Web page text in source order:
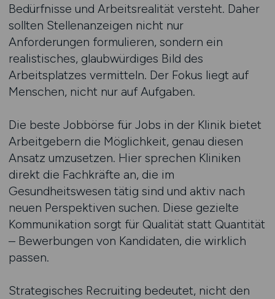
Bedürfnisse und Arbeitsrealität versteht. Daher
sollten Stellenanzeigen nicht nur
Anforderungen formulieren, sondern ein
realistisches, glaubwürdiges Bild des
Arbeitsplatzes vermitteln. Der Fokus liegt auf
Menschen, nicht nur auf Aufgaben.
Die beste Jobbörse für Jobs in der Klinik bietet
Arbeitgebern die Möglichkeit, genau diesen
Ansatz umzusetzen. Hier sprechen Kliniken
direkt die Fachkräfte an, die im
Gesundheitswesen tätig sind und aktiv nach
neuen Perspektiven suchen. Diese gezielte
Kommunikation sorgt für Qualität statt Quantität
– Bewerbungen von Kandidaten, die wirklich
passen.
Strategisches Recruiting bedeutet, nicht den